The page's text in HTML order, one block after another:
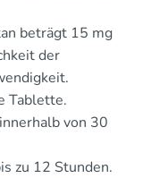
beträgt 15 mg
der
Tablette.
von 30
zu 12 Stunden.